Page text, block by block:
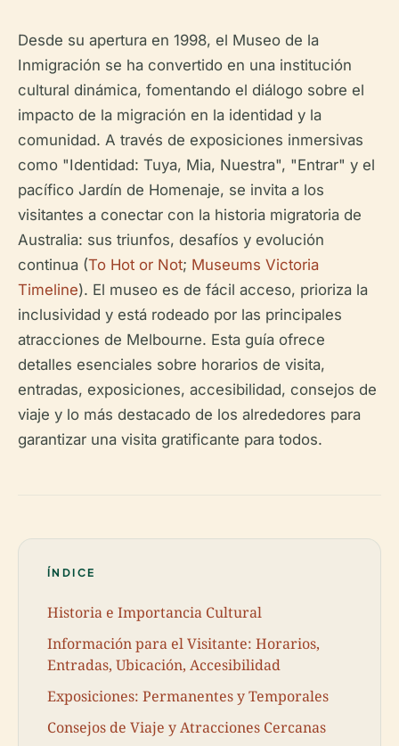
Desde su apertura en 1998, el Museo de la
Inmigración se ha convertido en una institución
cultural dinámica, fomentando el diálogo sobre el
impacto de la migración en la identidad y la
comunidad. A través de exposiciones inmersivas
como "Identidad: Tuya, Mia, Nuestra", "Entrar" y el
pacífico Jardín de Homenaje, se invita a los
visitantes a conectar con la historia migratoria de
Australia: sus triunfos, desafíos y evolución
continua (To Hot or Not; Museums Victoria
Timeline). El museo es de fácil acceso, prioriza la
inclusividad y está rodeado por las principales
atracciones de Melbourne. Esta guía ofrece
detalles esenciales sobre horarios de visita,
entradas, exposiciones, accesibilidad, consejos de
viaje y lo más destacado de los alrededores para
garantizar una visita gratificante para todos.
ÍNDICE
Historia e Importancia Cultural
Información para el Visitante: Horarios,
Entradas, Ubicación, Accesibilidad
Exposiciones: Permanentes y Temporales
Consejos de Viaje y Atracciones Cercanas